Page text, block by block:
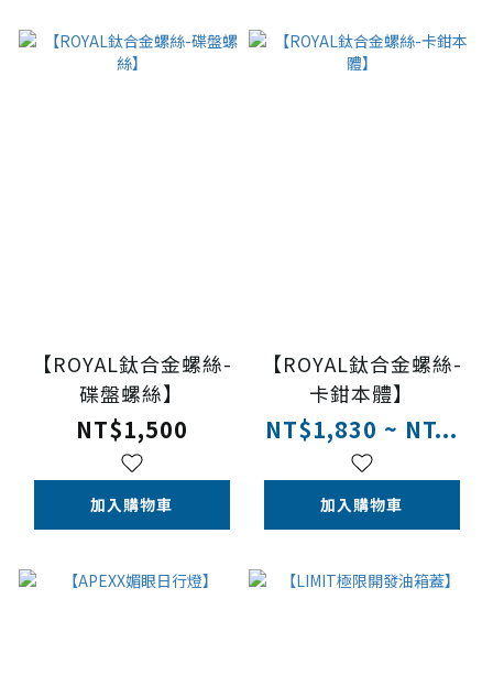
【ROYAL鈦合金螺絲-
碟盤螺絲】
NT$1,500
加入購物車
【ROYAL鈦合金螺絲-
卡鉗本體】
NT$1,830 ~ NT...
加入購物車